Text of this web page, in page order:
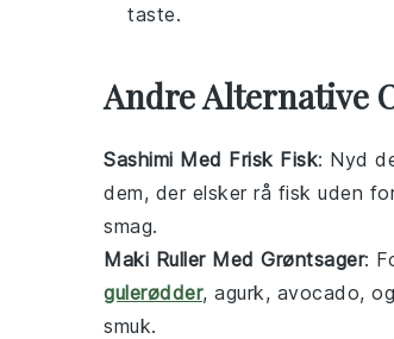
taste.
Andre Alternative
Sashimi Med Frisk Fisk: Nyd
dem, der elsker rå fisk uden
smag.
Maki Ruller Med Grøntsager:
gulerødder, agurk, avocado, og
smuk.